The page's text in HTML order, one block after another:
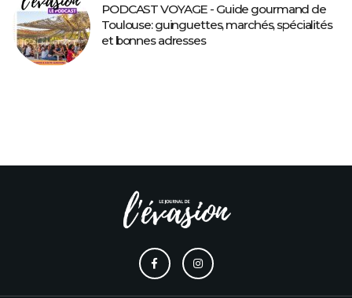
PODCAST VOYAGE - Guide gourmand de
Toulouse: guinguettes, marchés, spécialités
et bonnes adresses